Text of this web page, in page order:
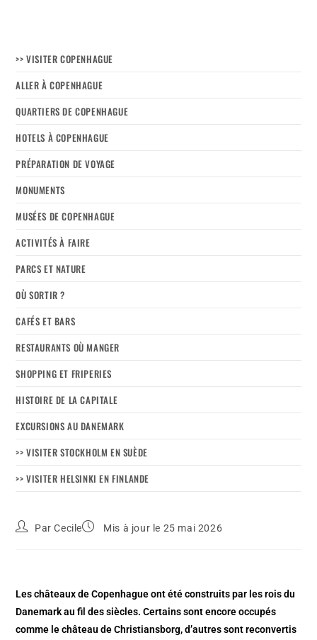
>> VISITER COPENHAGUE
ALLER À COPENHAGUE
QUARTIERS DE COPENHAGUE
HOTELS À COPENHAGUE
PRÉPARATION DE VOYAGE
MONUMENTS
MUSÉES DE COPENHAGUE
ACTIVITÉS À FAIRE
PARCS ET NATURE
OÙ SORTIR ?
CAFÉS ET BARS
RESTAURANTS OÙ MANGER
SHOPPING ET FRIPERIES
HISTOIRE DE LA CAPITALE
EXCURSIONS AU DANEMARK
>> VISITER STOCKHOLM EN SUÈDE
>> VISITER HELSINKI EN FINLANDE
ParCecile Mis à jour le 25 mai 2026
Les châteaux de Copenhague ont été construits par les rois du
Danemark au fil des siècles. Certains sont encore occupés
comme le château de Christiansborg, d’autres sont reconvertis